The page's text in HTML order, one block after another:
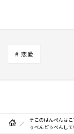
# 恋愛
そこのはんぺんは
ぅべんどぅべんして